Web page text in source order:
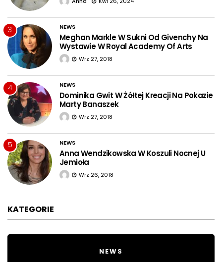
3 NEWS
Meghan Markle W Sukni Od Givenchy Na
Wystawie W Royal Academy Of Arts
Wrz 27, 2018
4 NEWS
Dominika Gwit W Żółtej Kreacji Na Pokazie
Marty Banaszek
Wrz 27, 2018
5 NEWS
Anna Wendzikowska W Koszuli Nocnej U
Jemioła
Wrz 26, 2018
KATEGORIE
NEWS